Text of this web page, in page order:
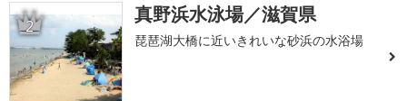
2 真野浜水泳場／滋賀県
琵琶湖大橋に近いきれいな砂浜の水浴場